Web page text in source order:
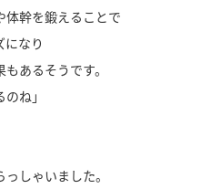
体幹を鍛えることで
なり
あるそうです。
ね」
しゃいました。